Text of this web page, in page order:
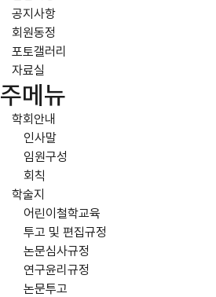
공지사항
회원동정
포토갤러리
자료실
주메뉴
학회안내
인사말
임원구성
회칙
학술지
어린이철학교육
투고 및 편집규정
논문심사규정
연구윤리규정
논문투고